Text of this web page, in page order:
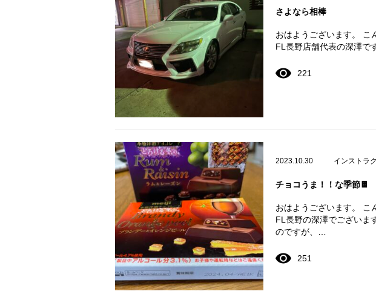
さよなら相棒
おはようございます。 こ
FL長野店舗代表の深澤で
221
2023.10.30 インストラ
チョコうま！！な季節🍫
おはようございます。 こ
FL長野の深澤でございま
のですが、…
251